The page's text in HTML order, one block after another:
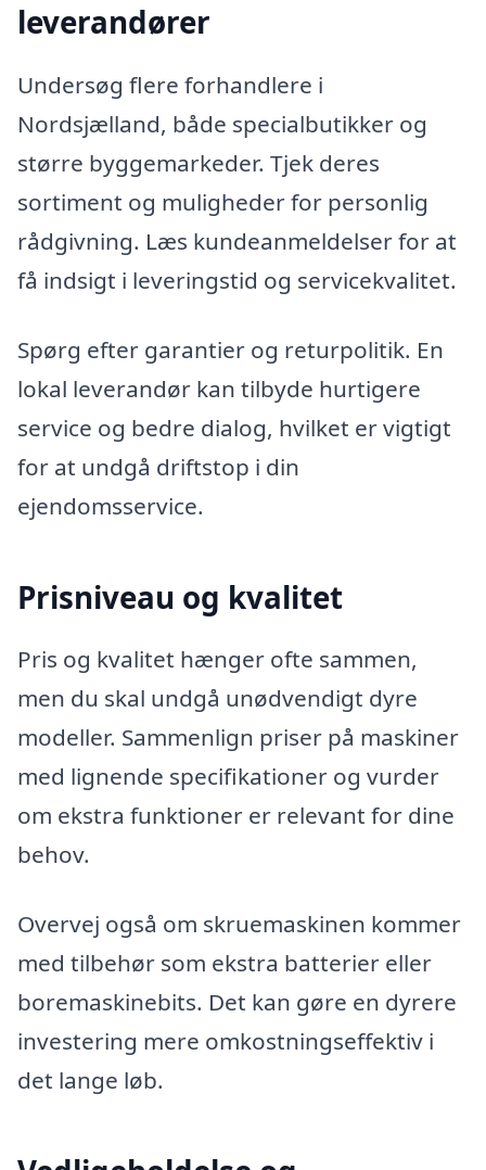
leverandører
Undersøg flere forhandlere i
Nordsjælland, både specialbutikker og
større byggemarkeder. Tjek deres
sortiment og muligheder for personlig
rådgivning. Læs kundeanmeldelser for at
få indsigt i leveringstid og servicekvalitet.
Spørg efter garantier og returpolitik. En
lokal leverandør kan tilbyde hurtigere
service og bedre dialog, hvilket er vigtigt
for at undgå driftstop i din
ejendomsservice.
Prisniveau og kvalitet
Pris og kvalitet hænger ofte sammen,
men du skal undgå unødvendigt dyre
modeller. Sammenlign priser på maskiner
med lignende specifikationer og vurder
om ekstra funktioner er relevant for dine
behov.
Overvej også om skruemaskinen kommer
med tilbehør som ekstra batterier eller
boremaskinebits. Det kan gøre en dyrere
investering mere omkostningseffektiv i
det lange løb.